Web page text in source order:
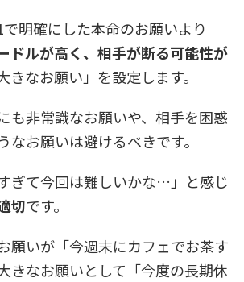
明確にした本命のお願いより
ドルが高く、相手が断る可能性が
きなお願い」を設定します。
も非常識なお願いや、相手を困惑
なお願いは避けるべきです。
ぎて今回は難しいかな…」と感じ
切です。
願いが「今週末にカフェでお茶す
きなお願いとして「今度の長期休